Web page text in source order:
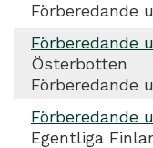
Förberedande
Förberedande
Österbotten
Förberedande
Förberedande
Egentliga